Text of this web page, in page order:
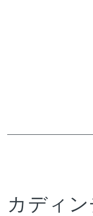
カディ